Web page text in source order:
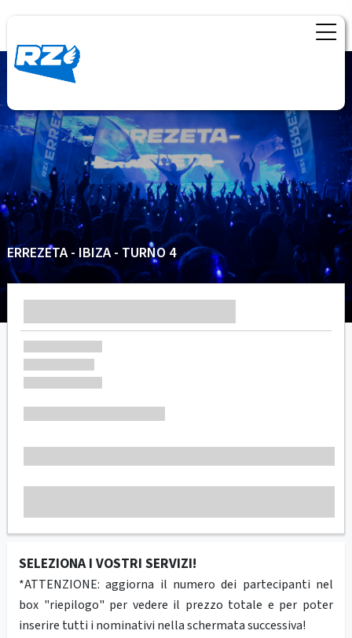
ERREZETA - IBIZA - TURNO 4
SELEZIONA I VOSTRI SERVIZI!
*ATTENZIONE: aggiorna il numero dei partecipanti nel
box "riepilogo" per vedere il prezzo totale e per poter
inserire tutti i nominativi nella schermata successiva!